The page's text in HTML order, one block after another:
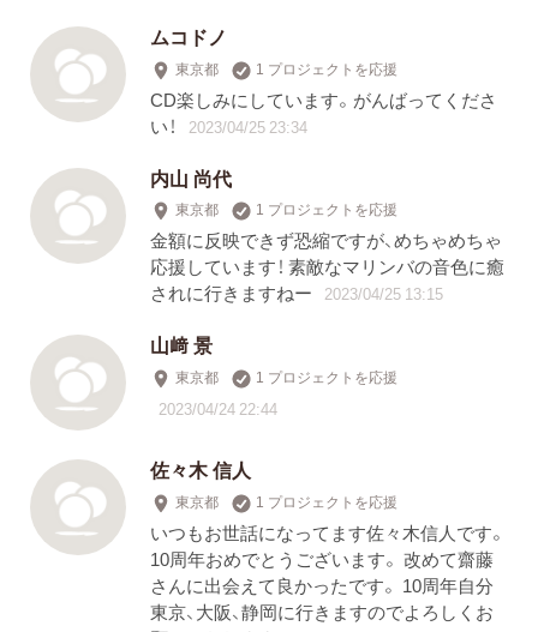
ムコドノ
東京都 1 プロジェクトを応援
CD楽しみにしています。がんばってくださ
い！
2023/04/25 23:34
内山 尚代
東京都 1 プロジェクトを応援
金額に反映できず恐縮ですが、めちゃめちゃ
応援しています！ 素敵なマリンバの音色に癒
されに行きますねー
2023/04/25 13:15
山﨑 景
東京都 1 プロジェクトを応援
2023/04/24 22:44
佐々木 信人
東京都 1 プロジェクトを応援
いつもお世話になってます佐々木信人です。
10周年おめでとうございます。 改めて齋藤
さんに出会えて良かったです。 10周年自分
東京、大阪、静岡に行きますのでよろしくお